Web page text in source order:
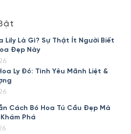
Lily Là Gì? Sự Thật Ít Người Biết
Đẹp Này
Ly Đỏ: Tình Yêu Mãnh Liệt &
Cách Bó Hoa Tú Cầu Đẹp Mà
Phá